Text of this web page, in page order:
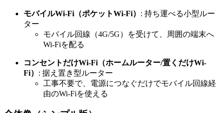
モバイルWi-Fi（ポケットWi-Fi） : 持ち運べる小型ルー
ター
モバイル回線（4G/5G）を受けて、周囲の端末へ
Wi-Fiを配る
コンセントだけWi-Fi（ホームルーター/置くだけWi-
Fi） : 据え置き型ルーター
工事不要で、電源につなぐだけでモバイル回線経
由のWi-Fiを使える